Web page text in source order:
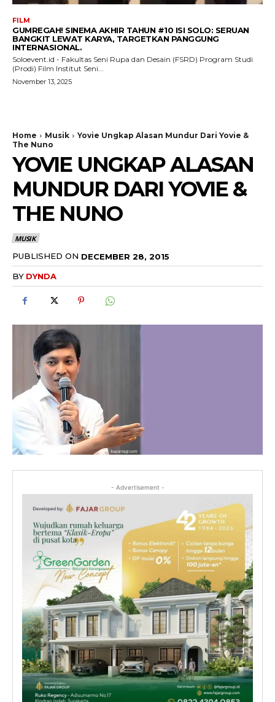
FILM
GUMREGAH! SINEMA AKHIR TAHUN #10 ISI SOLO: SERUAN
BANGKIT LEWAT KARYA, TARGETKAN PANGGUNG
INTERNASIONAL.
Soloevent.id - Fakultas Seni Rupa dan Desain (FSRD) Program Studi
(Prodi) Film Institut Seni...
November 13, 2025